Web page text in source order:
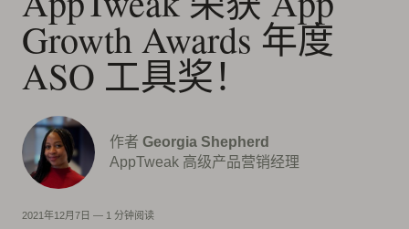
Growth Awards 年度
ASO 工具奖！
作者 Georgia Shepherd
AppTweak 高级产品营销经理
2021年12月7日 — 1 分钟阅读